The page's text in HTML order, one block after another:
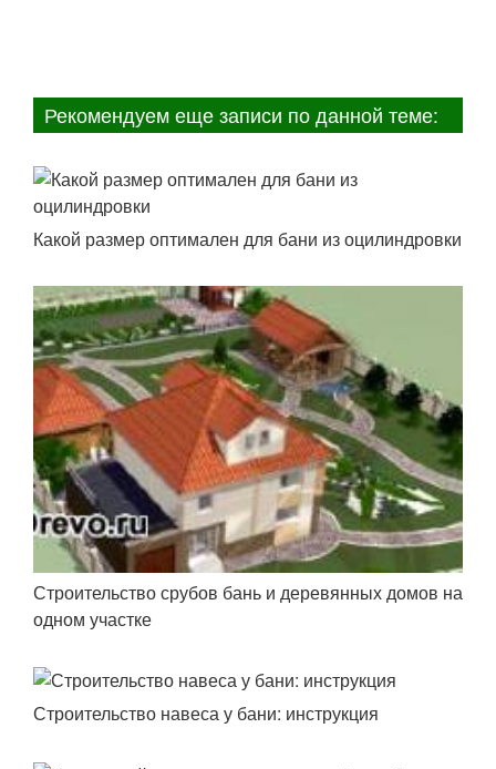
Рекомендуем еще записи по данной теме:
Какой размер оптимален для бани из оцилиндровки
Строительство срубов бань и деревянных домов на
одном участке
Строительство навеса у бани: инструкция